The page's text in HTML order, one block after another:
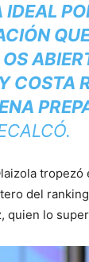
COSTA
del
quien lo